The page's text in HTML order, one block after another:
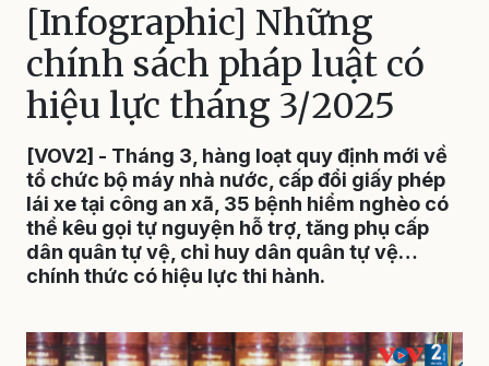
[Infographic] Những
chính sách pháp luật có
hiệu lực tháng 3/2025
[VOV2] - Tháng 3, hàng loạt quy định mới về
tổ chức bộ máy nhà nước, cấp đổi giấy phép
lái xe tại công an xã, 35 bệnh hiểm nghèo có
thể kêu gọi tự nguyện hỗ trợ, tăng phụ cấp
dân quân tự vệ, chỉ huy dân quân tự vệ…
chính thức có hiệu lực thi hành.